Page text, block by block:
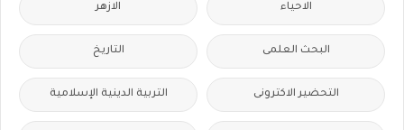
الاحياء الازهر
البحث العلمى التاريخ
التحضير الاكترونى التربية الدينية الإسلامية